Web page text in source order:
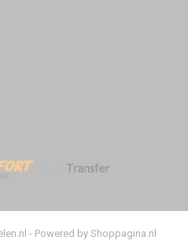
- Powered by Shoppagina.nl